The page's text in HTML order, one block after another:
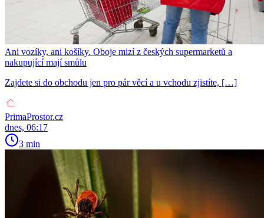
Ani vozíky, ani košíky. Oboje mizí z českých supermarketů a
nakupující mají smůlu
Zajdete si do obchodu jen pro pár věcí a u vchodu zjistíte, […]
PrimaProstor.cz
dnes, 06:17
3 min